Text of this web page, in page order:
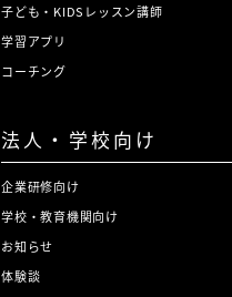
子ども・KIDSレッスン講師
学習アプリ
コーチング
法人・学校向け
企業研修向け
学校・教育機関向け
お知らせ
体験談